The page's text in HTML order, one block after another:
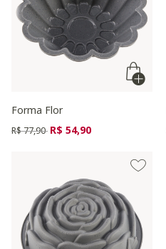
Forma Flor
Preço reduzido de
R$ 77,90 para
R$ 54,90